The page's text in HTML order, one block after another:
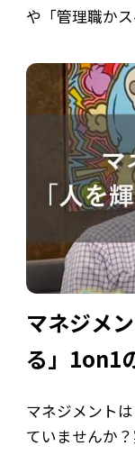
や「管理職か
事では、人事
をもとに、40
マネジメ
る」1on1
マネジメント
ていませんか